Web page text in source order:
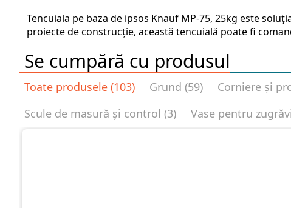
Tencuiala pe baza de ipsos Knauf MP-75, 25kg este
proiecte de construcție, această tencuială poate fi
Se cumpără cu produsul
Toate produsele (103) Grund (59) Corniere și
Scule de masură și control (3)
Vase pentru